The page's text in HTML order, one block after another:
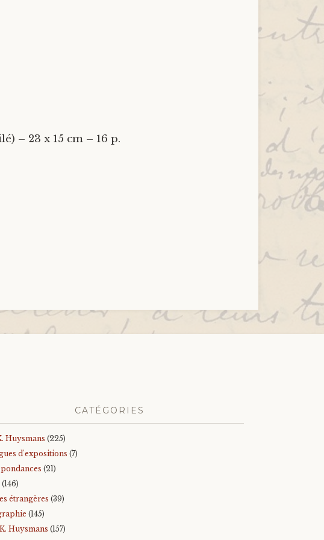
– 23 x 15 cm – 16 p.
CATÉGORIES
Huysmans (225)
d'expositions (7)
(21)
(146)
étrangères (39)
(145)
Huysmans (157)